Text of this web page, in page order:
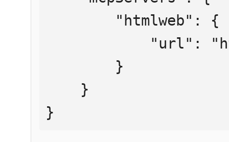
}